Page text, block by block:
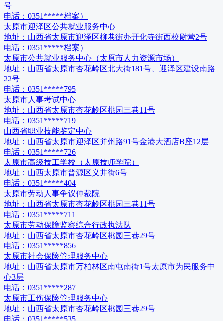
号
电话： 0351*****档案）
太原市迎泽区公共就业服务中心
地址： 山西省太原市迎泽区柳巷街办开化寺街西校尉营2号
电话： 0351*****档案）
太原市公共就业服务中心（太原市人力资源市场）
地址： 山西省太原市杏花岭区北大街181号、迎泽区建设南路
22号
电话： 0351*****795
太原市人事考试中心
地址： 山西省太原市杏花岭区桃园三巷11号
电话： 0351*****719
山西省职业技能鉴定中心
地址： 山西省太原市迎泽区并州路91号金港大酒店B座12层
电话： 0351*****726
太原市高级技工学校（太原技师学院）
地址： 山西太原市晋源区义井街6号
电话： 0351*****404
太原市劳动人事争议仲裁院
地址： 山西省太原市杏花岭区桃园三巷11号
电话： 0351*****711
太原市劳动保障监察综合行政执法队
地址： 山西省太原市杏花岭区桃园三巷29号
电话： 0351*****856
太原市社会保险管理服务中心
地址： 山西省太原市万柏林区南屯南街1号太原市为民服务中
心3层
电话： 0351*****287
太原市工伤保险管理服务中心
地址： 山西省太原市杏花岭区桃园三巷29号
电话： 0351*****535